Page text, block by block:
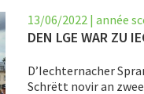
13/06/2022 |année
DEN LGE WAR ZU
D’Iechternacher
Schrëtt novir an